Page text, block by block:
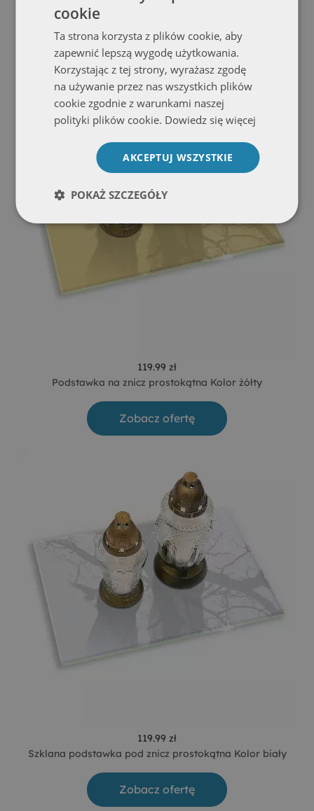
Szklana podstawka pod znicz prostokątna Kolor beżowy
Zobacz ofertę
119.99 zł
Podstawka na znicz prostokątna Kolor żółty
Zobacz ofertę
119.99 zł
Szklana podstawka pod znicz prostokątna Kolor biały
Zobacz ofertę
cookie
Ta strona korzysta z plików cookie, aby
zapewnić lepszą wygodę użytkowania.
Korzystając z tej strony, wyrażasz zgodę
na używanie przez nas wszystkich plików
cookie zgodnie z warunkami naszej
polityki plików cookie. Dowiedz się więcej
AKCEPTUJ WSZYSTKIE
POKAŻ SZCZEGÓŁY